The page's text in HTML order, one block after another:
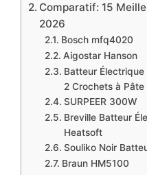
​Comparatif: 15
2026
​Bosch mfq4020
​Aigostar Hanson
Batteur
2 Crochets à Pâte
SURPEER 300W
Breville Batteur
Heatsoft
Souliko Noir
Braun HM5100